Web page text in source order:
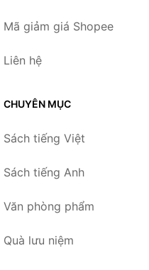
Mã giảm giá Shopee
Liên hệ
CHUYÊN MỤC
Sách tiếng Việt
Sách tiếng Anh
Văn phòng phẩm
Quà lưu niệm